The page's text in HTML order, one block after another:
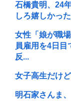
石橋貴明、24
しろ嬉しかっ
女性「娘が職
員雇用を4日
反...
女子高生だけ
明石家さんま